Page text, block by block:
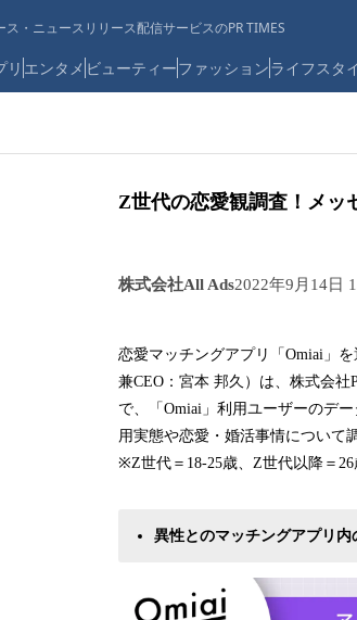
ス・ニュースリリース配信サービスのPR TIMES
リ エンタメ ビューティーファッションライフスタ
Z世代の恋愛観調査！メッ
株式会社All Ads2022年9月14日
恋愛マッチングアプリ「Omiai」
兼CEO：宮本 邦久）は、株式会社
で、「Omiai」利用ユーザーのデ
用実態や恋愛・婚活事情について
※Z世代＝18-25歳、Z世代以降＝26
異性とのマッチングアプリ内